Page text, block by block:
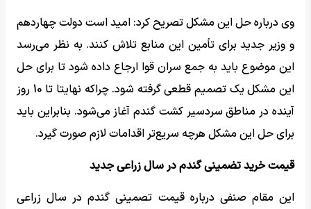
وی درباره حل این مشکل تصریح کرد: امید است دولت چهاردهم
و وزیر جدید برای تأمین این منابع تلاش کنند. به نظر می‌رسد
این موضوع باید به جمع سران قوا ارجاع داده شود تا برای حل
این مشکل یک تصمیم قطعی گرفته شود. چراکه نهایتا تا 10 روز
آینده در مناطق سردسیر کشت گندم آغاز می‌شود. بنابراین باید
برای حل این مشکل هرچه سریع‌تر اقدامات لازم صورت گیرد.
قیمت خرید تضمینی گندم در سال زراعی جدید
این مقام صنفی درباره قیمت تصمینی گندم در سال زراعی